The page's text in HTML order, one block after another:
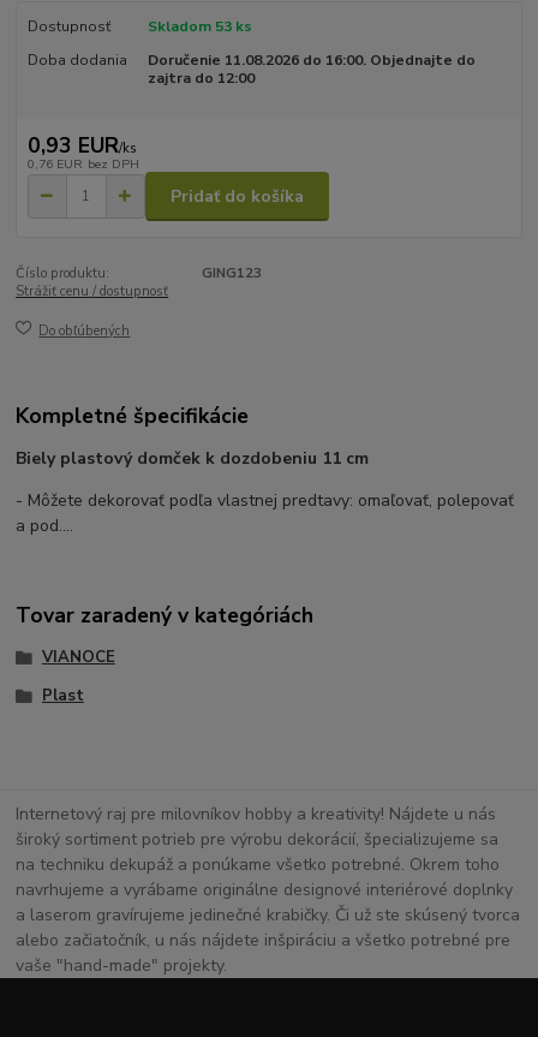
Dostupnosť
Skladom 53 ks
Doba dodania
Doručenie 11.08.2026 do 16:00. Objednajte do
zajtra do 12:00
0,93 EUR/ks
0,76 EUR bez DPH
Pridať do košíka
Číslo produktu:
GING123
Strážiť cenu / dostupnosť
Do obľúbených
Kompletné špecifikácie
Biely plastový domček k dozdobeniu 11 cm
- Môžete dekorovať podľa vlastnej predtavy: omaľovať, polepovať
a pod....
Tovar zaradený v kategóriách
VIANOCE
Plast
Internetový raj pre milovníkov hobby a kreativity! Nájdete u nás
široký sortiment potrieb pre výrobu dekorácií, špecializujeme sa
na techniku dekupáž a ponúkame všetko potrebné. Okrem toho
navrhujeme a vyrábame originálne designové interiérové doplnky
a laserom gravírujeme jedinečné krabičky. Či už ste skúsený tvorca
alebo začiatočník, u nás nájdete inšpiráciu a všetko potrebné pre
vaše "hand-made" projekty.